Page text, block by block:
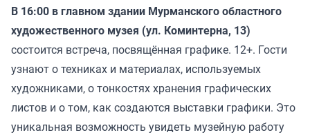
В 16:00 в главном здании Мурманского областного
художественного музея (ул. Коминтерна, 13)
состоится встреча, посвящённая графике. 12+. Гости
узнают о техниках и материалах, используемых
художниками, о тонкостях хранения графических
листов и о том, как создаются выставки графики. Это
уникальная возможность увидеть музейную работу